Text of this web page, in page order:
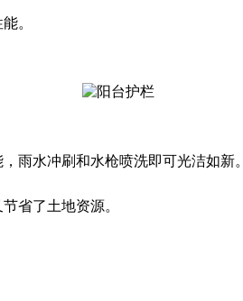
。
水冲刷和水枪喷洗即可光洁如新。
省了土地资源。